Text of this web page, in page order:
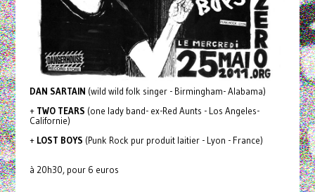
DAN SARTAIN (wild wild folk singer - Birmingham- Alabama)
+ TWO TEARS (one lady band- ex-Red Aunts - Los Angeles-
Californie)
+ LOST BOYS (Punk Rock pur produit laitier - Lyon - France)
à 20h30, pour 6 euros